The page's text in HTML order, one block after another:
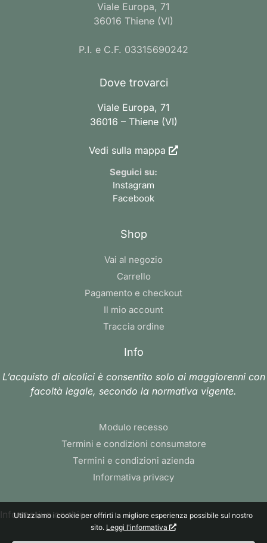
Viale Europa, 71
36016 Thiene (VI)
P.I. e C.F. 03315690242
Dove trovarci
Viale Europa, 71
36016 – Thiene (VI)
Vedi sulla mappa
Seguici su:
Instagram
Facebook
Shop
Vai al negozio
Carrello
Pagamento e checkout
Il mio account
Traccia ordine
Info
L’acquisto di alcolici è consentito solo ai maggiorenni con
facoltà legale, secondo la normativa vigente.
Modulo recesso
Termini e condizioni consumatore
Termini e condizioni azienda
Informativa privacy
Informativa cookie
Utilizziamo i cookie per offrirti la migliore esperienza possibile sul nostro
sito. Leggi l'informativa